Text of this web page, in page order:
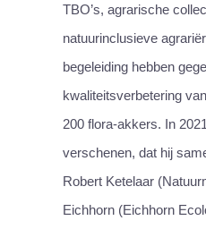
TBO’s, agrarische
natuurinclusieve
begeleiding hebben
kwaliteitsverbetering
200 flora-akkers. In
verschenen, dat hij
Robert Ketelaar
Eichhorn (Eichhorn